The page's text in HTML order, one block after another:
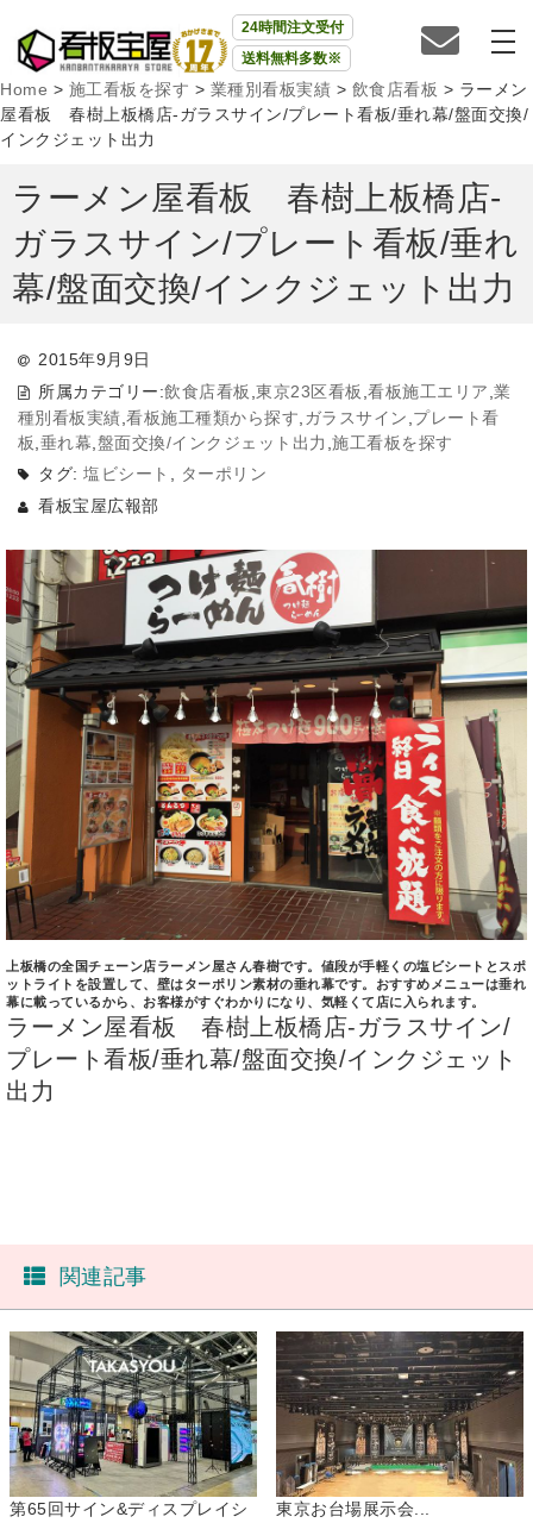
24時間注文受付
送料無料多数※
Home > 施工看板を探す > 業種別看板実績 > 飲食店看板 > ラーメン
屋看板 春樹上板橋店-ガラスサイン/プレート看板/垂れ幕/盤面交換/
インクジェット出力
ラーメン屋看板 春樹上板橋店-
ガラスサイン/プレート看板/垂れ
幕/盤面交換/インクジェット出力
2015年9月9日
所属カテゴリー:飲食店看板 ,東京23区看板 ,看板施工エリア ,業
種別看板実績 ,看板施工種類から探す ガラスサイン プレート看
板 垂れ幕 盤面交換/インクジェット出力 ,施工看板を探す
タグ:塩ビシート
ターポリン
看板宝屋広報部
上板橋の全国チェーン店ラーメン屋さん春樹です。値段が手軽くの塩ビシートとスポ
ットライトを設置して、壁はターポリン素材の垂れ幕です。おすすめメニューは垂れ
幕に載っているから、お客様がすぐわかりになり、気軽くて店に入られます。
ラーメン屋看板 春樹上板橋店-ガラスサイン/
プレート看板/垂れ幕/盤面交換/インクジェット
出力
関連記事
第65回サイン&ディスプレイシ
東京お台場展示会...